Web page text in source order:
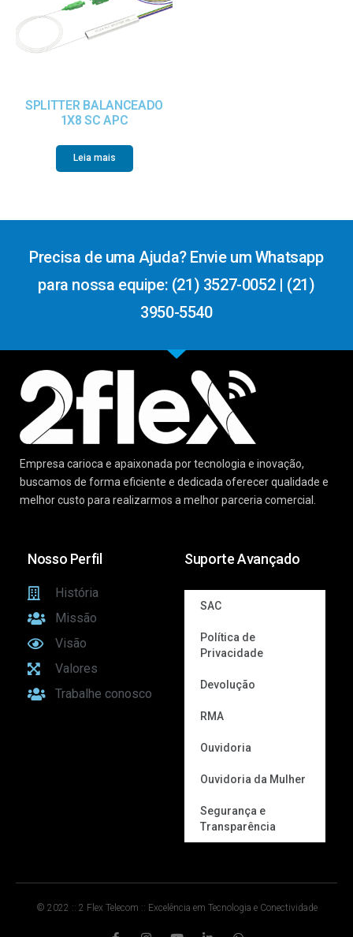
SPLITTER BALANCEADO
1X8 SC APC
Leia mais
Precisa de uma Ajuda? Envie um Whatsapp
para nossa equipe: (21) 3527-0052 | (21)
3950-5540
Empresa carioca e apaixonada por tecnologia e inovação,
buscamos de forma eficiente e dedicada oferecer qualidade e
melhor custo para realizarmos a melhor parceria comercial.
Nosso Perfil
História
Missão
Visão
Valores
Trabalhe conosco
Suporte Avançado
SAC
Política de
Privacidade
Devolução
RMA
Ouvidoria
Ouvidoria da Mulher
Segurança e
Transparência
© 2022 :: 2 Flex Telecom :: Excelência em Tecnologia e Conectividade